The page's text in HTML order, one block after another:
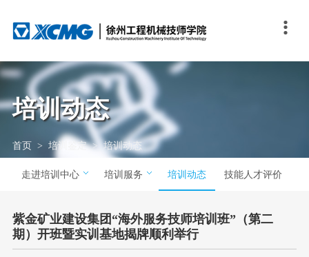
关于我们
学院概况
学院理念
学院荣誉
教学科研
一体化教学
教科研成果
培训鉴定
走进培训中心
培训服务
技能人才评价
招生就业
专业介绍
报考指南
就业信息
在线答疑
学生发展
团队自主管理
徐工特色素质教育
交流合作
联合办学
国际交流
技能校园
大赛足迹
大赛资讯
互动专区
人文校园
品牌刊物

培训动态
首页 > 培训鉴定 > 培训动态
走进培训中心 培训服务 培训动态 技能人才评价
紫金矿业建设集团“海外服务技师培训班”（第二
期）开班暨实训基地揭牌顺利举行